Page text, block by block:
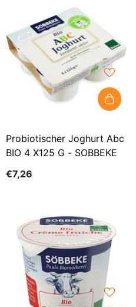
Probiotischer Joghurt Abc
BIO 4 X125 G - SOBBEKE
€7,26